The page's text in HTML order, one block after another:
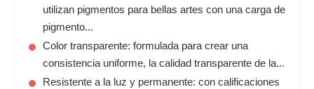
utilizan pigmentos para bellas artes con una carga de
pigmento...
Color transparente: formulada para crear una
consistencia uniforme, la calidad transparente de la...
Resistente a la luz y permanente: con calificaciones